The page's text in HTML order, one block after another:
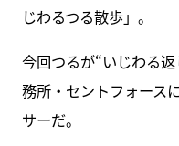
じわるつる散歩」。
今回つるが“いじわる
務所・セントフォース
サーだ。